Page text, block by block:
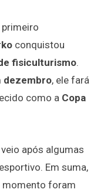
conquistou
fisiculturismo.
dezembro, ele fará
como a Copa
após algumas
Em suma,
momento foram